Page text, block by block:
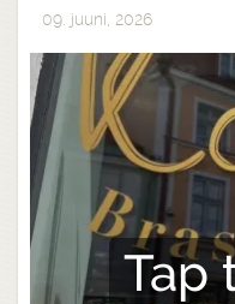
09. juuni, 2026
Tap